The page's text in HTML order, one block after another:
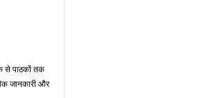
से पाठकों तक
जानकारी और